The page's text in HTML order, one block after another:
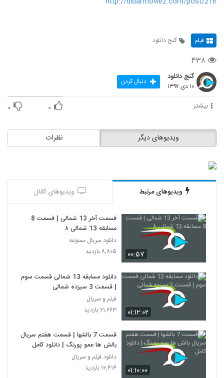
فیلم گنج دانلود
۴۳۸
گنج دانلود
۱۰ دی ۱۳۹۷ دنبال کردن
بیشتر ۰ ۰
نظرات ویدیوهای دیگر
ویدیوهای مرتبط ویدیوهای کانال
۰۰:۵۷
قسمت آخر 13 شمالی | قسمت 8
مسابقه 13 شمالی ۸
دانلود سریال ممنوعه
۸,۸۰۵ بازدید
۰۱:۱۲:۰۲
دانلود مسابقه 13 شمالی قسمت سوم
| قسمت 3 سیزده شمالی
فیلم و سریال
۲۱,۲۶۳ بازدید
۰۱:۱۰:۰۰
قسمت 7 بالشها | قسمت هفتم سریال
بالش ها عمو پورنگ | دانلود کامل
دانلود فیلم و سریال
۱۲,۴۱۴ بازدید